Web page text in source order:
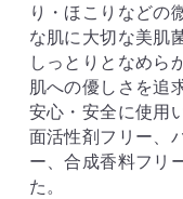
り・ほこりなどの
な肌に大切な美肌
しっとりとなめら
肌への優しさを追
安心・安全に使用
面活性剤フリー、
ー、合成香料フリ
た。